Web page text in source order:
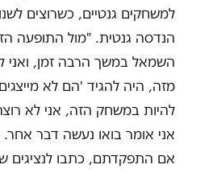
למשחקים גנטיים, כשרוצים
הנדסה גנטית. "מול התופעה
השמאל במשך הרבה זמן, ואני
מזה, היה להגיד 'הם לא
להיות במשחק הזה, אני לא
אני אומר בואו נעשה דבר אחר.
אם התפקדתם, כתבו לנציגים